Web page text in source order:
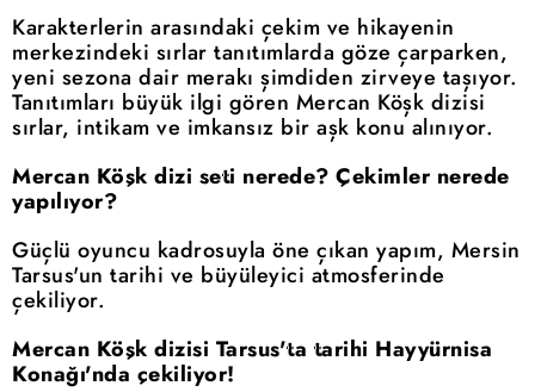
Karakterlerin arasındaki çekim ve hikayenin
merkezindeki sırlar tanıtımlarda göze çarparken,
yeni sezona dair merakı şimdiden zirveye taşıyor.
Tanıtımları büyük ilgi gören Mercan Köşk dizisi
sırlar, intikam ve imkansız bir aşk konu alınıyor.
Mercan Köşk dizi seti nerede? Çekimler nerede
yapılıyor?
Güçlü oyuncu kadrosuyla öne çıkan yapım, Mersin
Tarsus'un tarihi ve büyüleyici atmosferinde
çekiliyor.
Mercan Köşk dizisi Tarsus'ta tarihi Hayyürnisa
Konağı'nda çekiliyor!